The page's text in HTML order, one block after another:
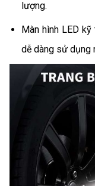
lượng.
Màn hình LED
dễ dàng sử dụng